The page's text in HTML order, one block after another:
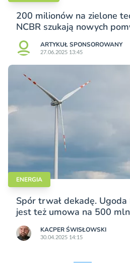
200 milionów na zielone
NCBR szukają nowych
ARTYKUŁ SPONSOROWANY
27.06.2025 13:45
ENERGIA
Spór trwał dekadę.
jest też umowa na 500 mln
KACPER ŚWISŁO­WSKI
30.04.2025 14:15